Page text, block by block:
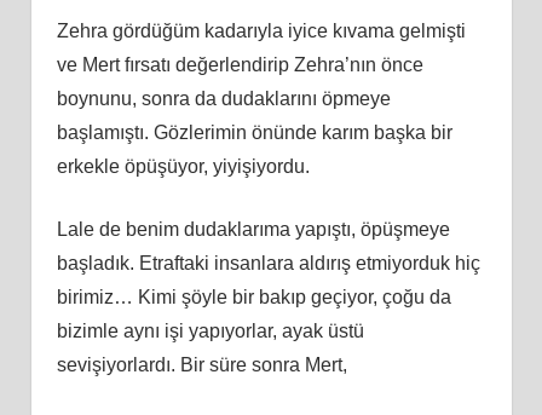
Zehra gördüğüm kadarıyla iyice kıvama gelmişti
ve Mert fırsatı değerlendirip Zehra’nın önce
boynunu, sonra da dudaklarını öpmeye
başlamıştı. Gözlerimin önünde karım başka bir
erkekle öpüşüyor, yiyişiyordu.
Lale de benim dudaklarıma yapıştı, öpüşmeye
başladık. Etraftaki insanlara aldırış etmiyorduk hiç
birimiz… Kimi şöyle bir bakıp geçiyor, çoğu da
bizimle aynı işi yapıyorlar, ayak üstü
sevişiyorlardı. Bir süre sonra Mert,